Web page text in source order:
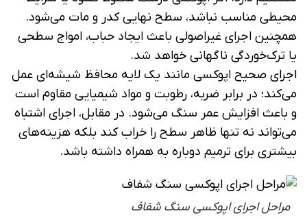
محیطی مناسب نباشد، سطح نهایی کدر و مات می‌شود.
همچنین اجرای غیراصولی باعث ایجاد حباب، امواج سطحی
یا ترک‌خوردگی ناگهانی خواهد شد.
اجرای صحیح اپوکسی مانند یک لایه محافظ شیشه‌ای عمل
می‌کند؛ در برابر ضربه، رطوبت و مواد شیمیایی مقاوم است
و باعث افزایش عمر سنگ می‌شود. در مقابل، اجرای اشتباه
می‌تواند نه تنها ظاهر سطح را خراب کند بلکه هزینه‌های
بیشتری برای ترمیم دوباره به همراه داشته باشد.
مراحل اجرای اپوکسی سنگ شفاف